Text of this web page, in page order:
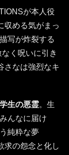
が本人役
収める気がまっ
写が炸裂する
く呪いに引き
さなは強烈なキ
生の悪霊。生
んなに届け
純粋な夢
求の怨念と化し